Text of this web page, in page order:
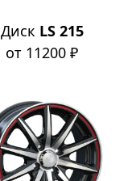
Диск LS 215
от 11200 ₽